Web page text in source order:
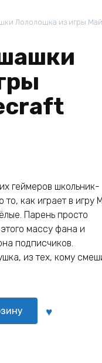
Лололошка из игры
геймеров школьник-
как играет в игру
Парень просто
массу фана и
подписчиков.
из тех, кому